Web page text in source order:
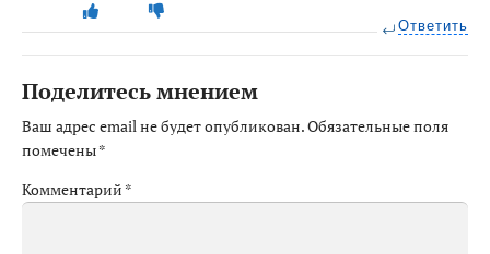
Ответить
Поделитесь мнением
Ваш адрес email не будет опубликован.Обязательные поля
помечены*
Комментарий *